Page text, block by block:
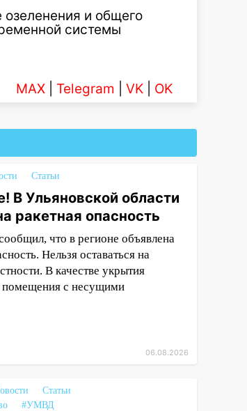
и общего
системы
MAX Telegram VK OK
Статьи
В Ульяновской области
ракетная опасность
что в регионе объявлена
Нельзя оставаться на
В качестве укрытия
помещения с несущими
06.08.2026
Статьи
#УМВД